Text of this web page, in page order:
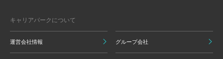
キャリアパークについて
運営会社情報 グループ会社